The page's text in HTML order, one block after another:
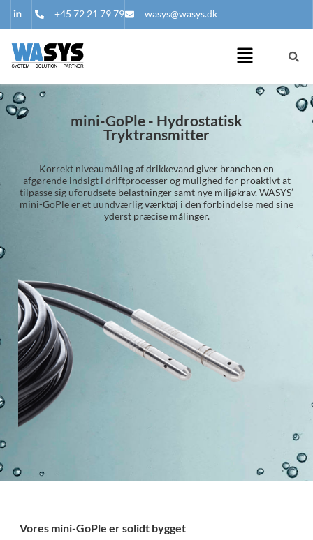
+45 72 21 79 79 wasys@wasys.dk
mini-GoPle - Hydrostatisk
Tryktransmitter
Korrekt niveaumåling af drikkevand giver branchen en
afgørende indsigt i driftprocesser og mulighed for proaktivt at
tilpasse sig uforudsete belastninger samt nye miljøkrav. WASYS’
mini-GoPle er et uundværlig værktøj i den forbindelse med sine
yderst præcise målinger.
Vores mini-GoPle er solidt bygget